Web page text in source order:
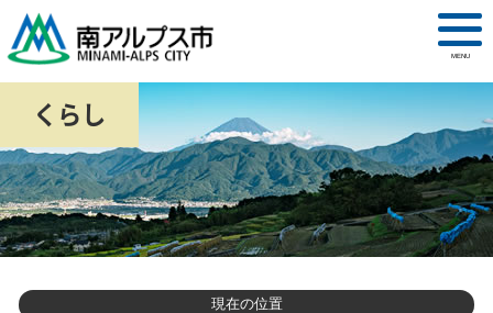
MENU
くらし
現在の位置